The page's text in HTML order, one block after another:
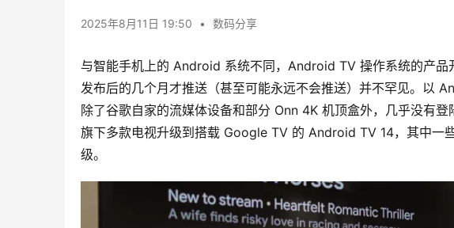
2025年8月11日 19:50 • 数码分享
与智能手机上的 Android 系统不同，Android TV 操作系统的产品
发布后的几个月才推送（甚至可能永远不会推送）并不罕见。以
除了谷歌自家的流媒体设备和部分 Onn 4K 机顶盒外，几乎没有
旗下多款电视升级到搭载 Google TV 的 Android TV 14，其中一
级。